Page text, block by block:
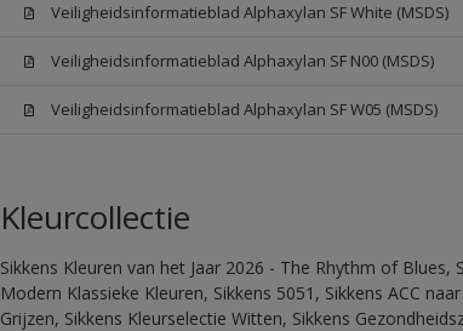
Veiligheidsinformatieblad Alphaxylan SF White (MSDS)
Veiligheidsinformatieblad Alphaxylan SF N00 (MSDS)
Veiligheidsinformatieblad Alphaxylan SF W05 (MSDS)
Kleurcollectie
Sikkens Kleuren van het Jaar 2026 - The Rhythm of Blues,
Modern Klassieke Kleuren, Sikkens 5051, Sikkens ACC
Grijzen, Sikkens Kleurselectie Witten, Sikkens